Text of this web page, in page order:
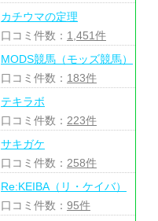
カチウマの定理
口コミ件数： 1,451件
MODS競馬（モッズ競馬）
口コミ件数： 183件
テキラボ
口コミ件数： 223件
サキガケ
口コミ件数： 258件
Re:KEIBA（リ・ケイバ）
口コミ件数： 95件